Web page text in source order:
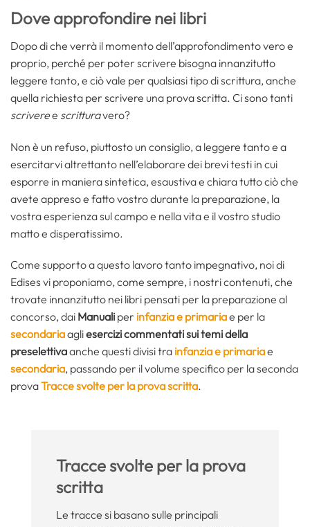
Dove approfondire nei libri
Dopo di che verrà il momento dell’approfondimento vero e
proprio, perché per poter scrivere bisogna innanzitutto
leggere tanto, e ciò vale per qualsiasi tipo di scrittura, anche
quella richiesta per scrivere una prova scritta. Ci sono tanti
scriveree scritturavero?
Non è un refuso, piuttosto un consiglio, a leggere tanto e a
esercitarvi altrettanto nell’elaborare dei brevi testi in cui
esporre in maniera sintetica, esaustiva e chiara tutto ciò che
avete appreso e fatto vostro durante la preparazione, la
vostra esperienza sul campo e nella vita e il vostro studio
matto e disperatissimo.
Come supporto a questo lavoro tanto impegnativo, noi di
Edises vi proponiamo, come sempre, i nostri contenuti, che
trovate innanzitutto nei libri pensati per la preparazione al
concorso, dai Manuali per infanzia e primariae per la
secondariaagliesercizi commentati sui temi della
preselettivaanche questi divisi tra infanzia e primariae
secondaria, passando per il volume specifico per la seconda
provaTracce svolte per la prova scritta.
Tracce svolte per la prova
scritta
Le tracce si basano sulle principali